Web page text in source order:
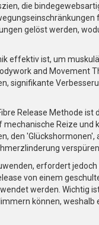
die
gelöst werden,
effektiv ist, um
and Movement
signifikante
Release Methode
Reize
den
verspüren.
erfordert
von einem
werden. Wichtig
können,